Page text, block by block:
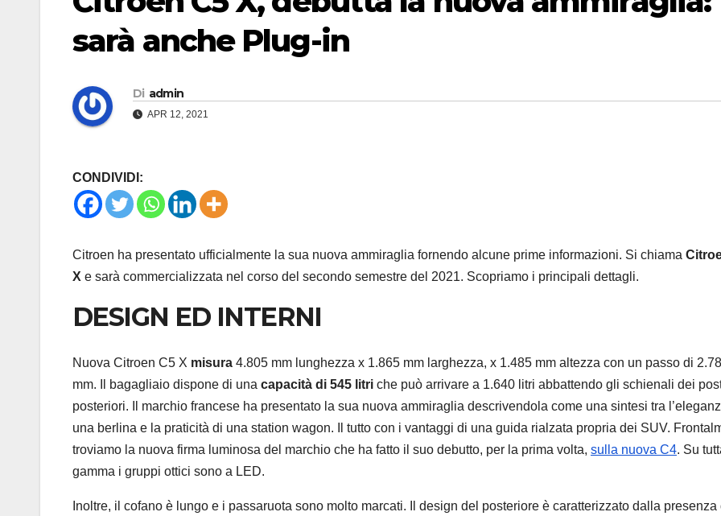
sarà anche Plug-in
Di admin
APR 12, 2021
CONDIVIDI:
Citroen ha presentato ufficialmente la sua nuova ammiraglia fornendo alcune prime informazioni. Si chiama
X e sarà commercializzata nel corso del secondo semestre del 2021. Scopriamo i principali dettagli.
DESIGN ED INTERNI
Nuova Citroen C5 X misura 4.805 mm lunghezza x 1.865 mm larghezza, x 1.485 mm altezza con un passo di
mm. Il bagagliaio dispone di una capacità di 545 litri che può arrivare a 1.640 litri abbattendo gli schienali dei
posteriori. Il marchio francese ha presentato la sua nuova ammiraglia descrivendola come una sintesi tra
una berlina e la praticità di una station wagon. Il tutto con i vantaggi di una guida rialzata propria dei SUV.
troviamo la nuova firma luminosa del marchio che ha fatto il suo debutto, per la prima volta, sulla nuova C4. Su
gamma i gruppi ottici sono a LED.
Inoltre, il cofano è lungo e i passaruota sono molto marcati. Il design del posteriore è caratterizzato dalla presenza